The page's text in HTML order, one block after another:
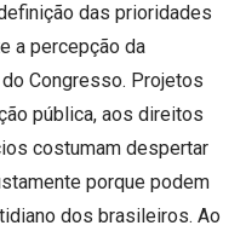
das prioridades
a percepção da
Congresso. Projetos
pública, aos direitos
costumam despertar
porque podem
dos brasileiros. Ao